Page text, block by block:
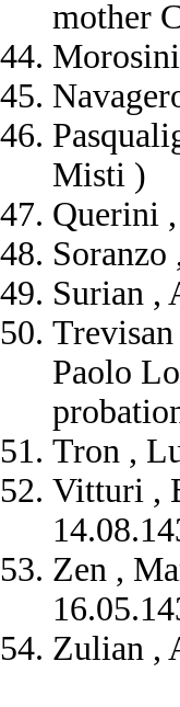
mother
Misti )
Querini
Surian ,
Paolo
Tron ,
Vitturi ,
Zen ,
Zulian ,